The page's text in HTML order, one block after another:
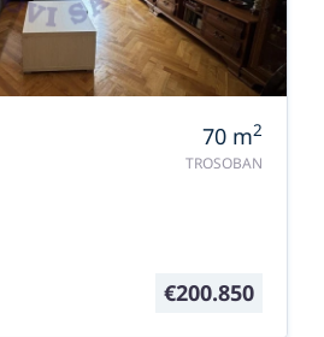
70 m2
TROSOBAN
€200.850